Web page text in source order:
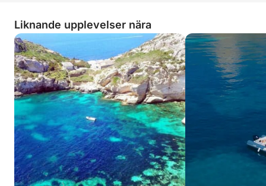
Liknande upplevelser nära